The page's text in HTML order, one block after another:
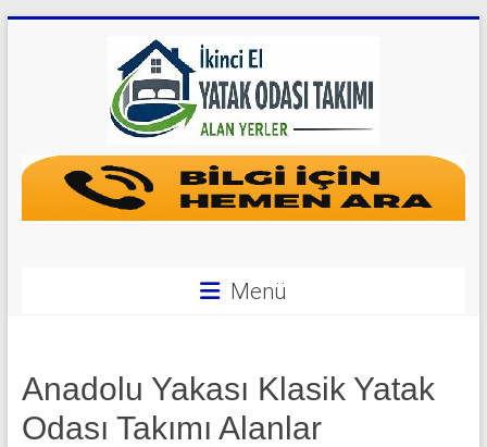
Yatak
Odası
|
0
Menü
Anadolu Yakası Klasik Yatak
Odası Takımı Alanlar